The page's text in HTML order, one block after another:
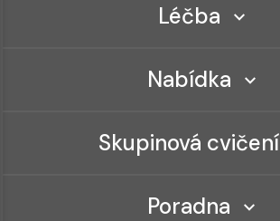
Léčba
Nabídka
Skupinová cvičení
Poradna